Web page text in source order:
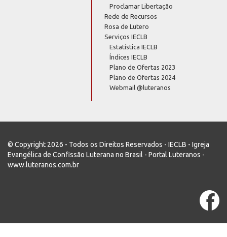
Proclamar Libertação
Rede de Recursos
Rosa de Lutero
Serviços IECLB
Estatística IECLB
Índices IECLB
Plano de Ofertas 2023
Plano de Ofertas 2024
Webmail @luteranos
© Copyright 2026 - Todos os Direitos Reservados - IECLB - Igreja
Evangélica de Confissão Luterana no Brasil - Portal Luteranos -
www.luteranos.com.br